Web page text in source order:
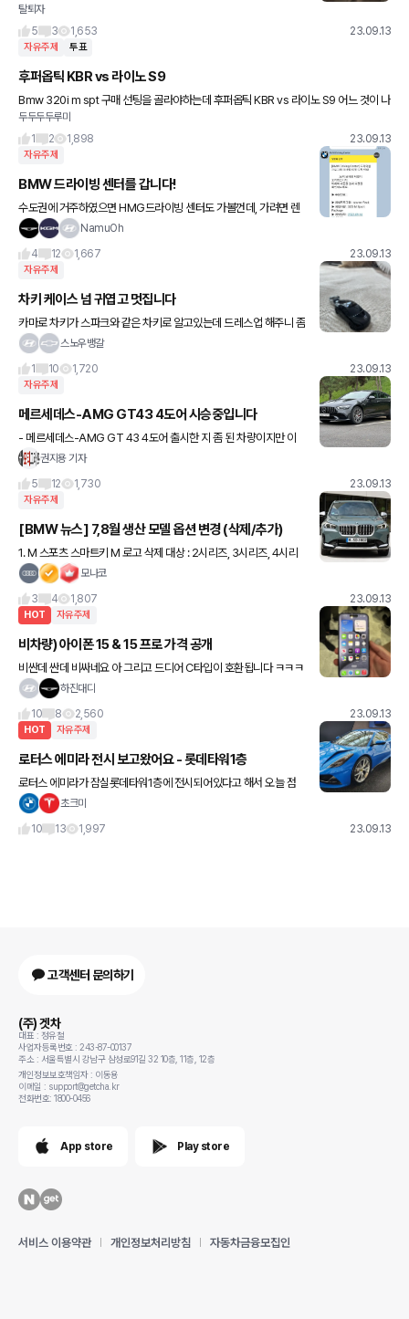
함께 한국에 들어와 금광 회사의 직원으로 일을 하였고 아버지의 사
탈퇴자
5
3 1,653 23.09.13
자유주제 투표
후퍼옵틱 KBR vs 라이노 S9
Bmw 320i m spt 구매 선팅을 골라야하는데 후퍼옵틱 KBR vs 라이노 S9 어느 것이 나
을까요? 동급이라고 봐야하나요??
두두두두루미
1
2 1,898 23.09.13
자유주제
BMW 드라이빙 센터를 갑니다!
수도권에 거주하였으면 HMG드라이빙 센터도 가볼껀데, 가려면 렌
트를 해야하니.. 제네시스를 타는 것 보다도 가성비가 있더군요.(공항
NamuOh
4
12 1,667 23.09.13
자유주제
차키 케이스 넘 귀엽고 멋집니다
카마로 차키가 스파크와 같은 차키로 알고있는데 드레스업 해주니 좀
더 고급차를 타는 허세력 감성이 +1 되었습니다 여러 차종 전용 케이
스노우뱅갈
1
10 1,720 23.09.13
자유주제
메르세데스-AMG GT43 4도어 시승중입니다
- 메르세데스-AMG GT 43 4도어 출시한 지 좀 된 차량이지만 이
제서야 시승해봅니다. AMG 전용모델이라 개인적으로 애정하는 차
권지용 기자
5
12 1,730 23.09.13
자유주제
[BMW 뉴스] 7,8월 생산 모델 옵션 변경 (삭제/추가)
1. M 스포츠 스마트키 M 로고 삭제 대상 : 2시리즈, 3시리즈, 4시리
즈, Z4, X3, X4, iX3 2. 도어 실 커버 스트립 삭제 대상 : 2 액티브투
모나코
3
4 1,807 23.09.13
HOT 자유주제
비차량) 아이폰 15 & 15 프로 가격 공개
비싼데 싼데 비싸네요 아 그리고 드디어 C타입이 호환됩니다 ㅋㅋㅋ
하진대디
10
8 2,560 23.09.13
HOT 자유주제
로터스 에미라 전시 보고왔어요 - 롯데타워1층
로터스 에미라가 잠실롯데타워1층에 전시되어있다고 해서 오늘 점
심시간에 후다닥 뛰어가서 보고왔네요^^ 퍼스트에디션 모델인데, 토
초크미
10
13 1,997 23.09.13
고객센터 문의하기
(주) 겟차
대표 : 정유철
사업자등록번호 : 243-87-00137
주소 : 서울특별시 강남구 삼성로91길 32 10층, 11층, 12층
개인정보보호책임자 : 이동용
이메일 : support@getcha.kr
전화번호: 1800-0456
App store Play store
서비스 이용약관 개인정보처리방침 자동차금융모집인